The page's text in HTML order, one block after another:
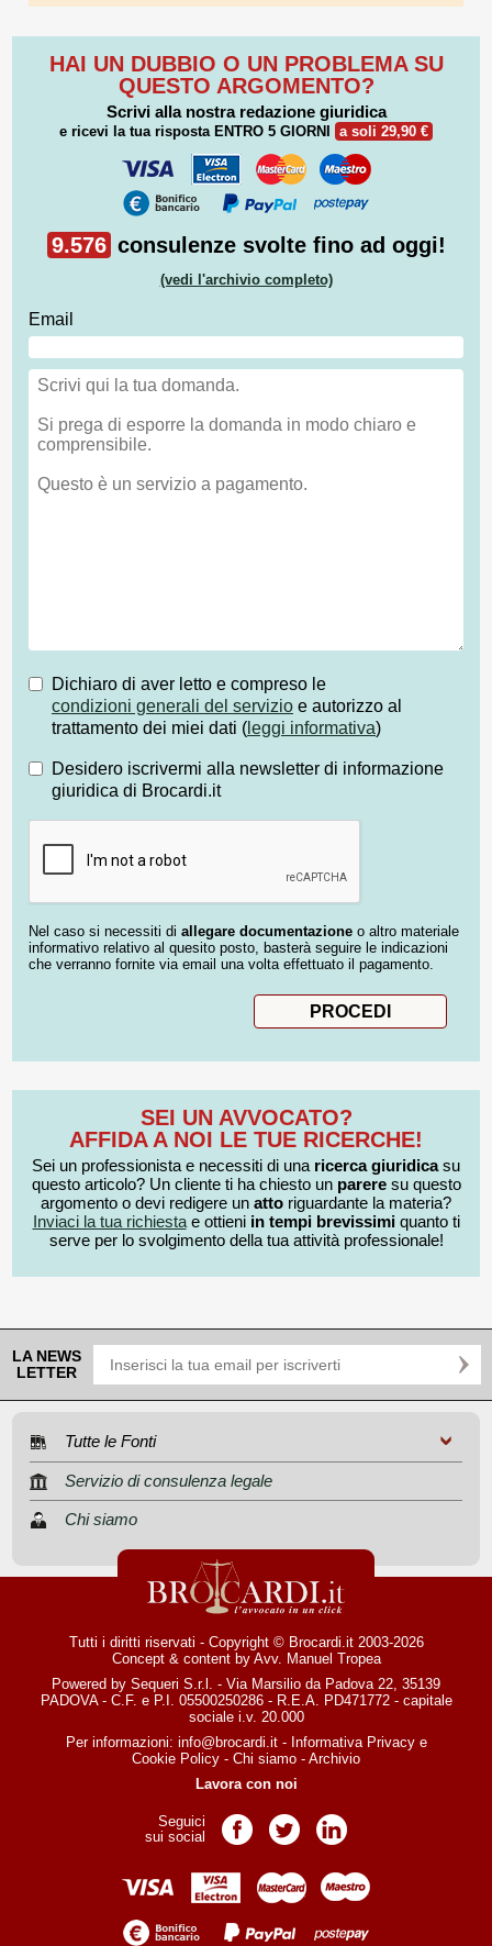
HAI UN DUBBIO O UN PROBLEMA SU
QUESTO ARGOMENTO?
Scrivi alla nostra redazione giuridica
e ricevi la tua risposta ENTRO 5 GIORNI a soli 29,90 €
9.576 consulenze svolte fino ad oggi!
(vedi l'archivio completo)
Email
Dichiaro di aver letto e compreso le
condizioni generali del servizio e autorizzo al
trattamento dei miei dati ( leggi informativa)
Desidero iscrivermi alla newsletter di informazione
giuridica di Brocardi.it
Nel caso si necessiti di allegare documentazione o altro materiale
informativo relativo al quesito posto, basterà seguire le indicazioni
che verranno fornite via email una volta effettuato il pagamento.
SEI UN AVVOCATO?
AFFIDA A NOI LE TUE RICERCHE!
Sei un professionista e necessiti di una ricerca giuridicasu
questo articolo? Un cliente ti ha chiesto un pareresu questo
argomento o devi redigere un atto riguardante la materia?
Inviaci la tua richiestae ottieni in tempi brevissimiquanto ti
serve per lo svolgimento della tua attività professionale!
LA NEWS
LETTER
Tutte le Fonti
Servizio di consulenza legale
Chi siamo
Tutti i diritti riservati - Copyright © Brocardi.it 2003-2026
Concept & content by Avv. Manuel Tropea
Powered by Sequeri S.r.l. - Via Marsilio da Padova 22, 35139
PADOVA - C.F. e P.I. 05500250286 - R.E.A. PD471772 - capitale
sociale i.v. 20.000
Per informazioni: info@brocardi.it- Informativa Privacye
Cookie Policy - Chi siamo - Archivio
Lavora con noi
Seguici
sui social
Pagina Facebook
Pagina TwitterPagina LinkedIn